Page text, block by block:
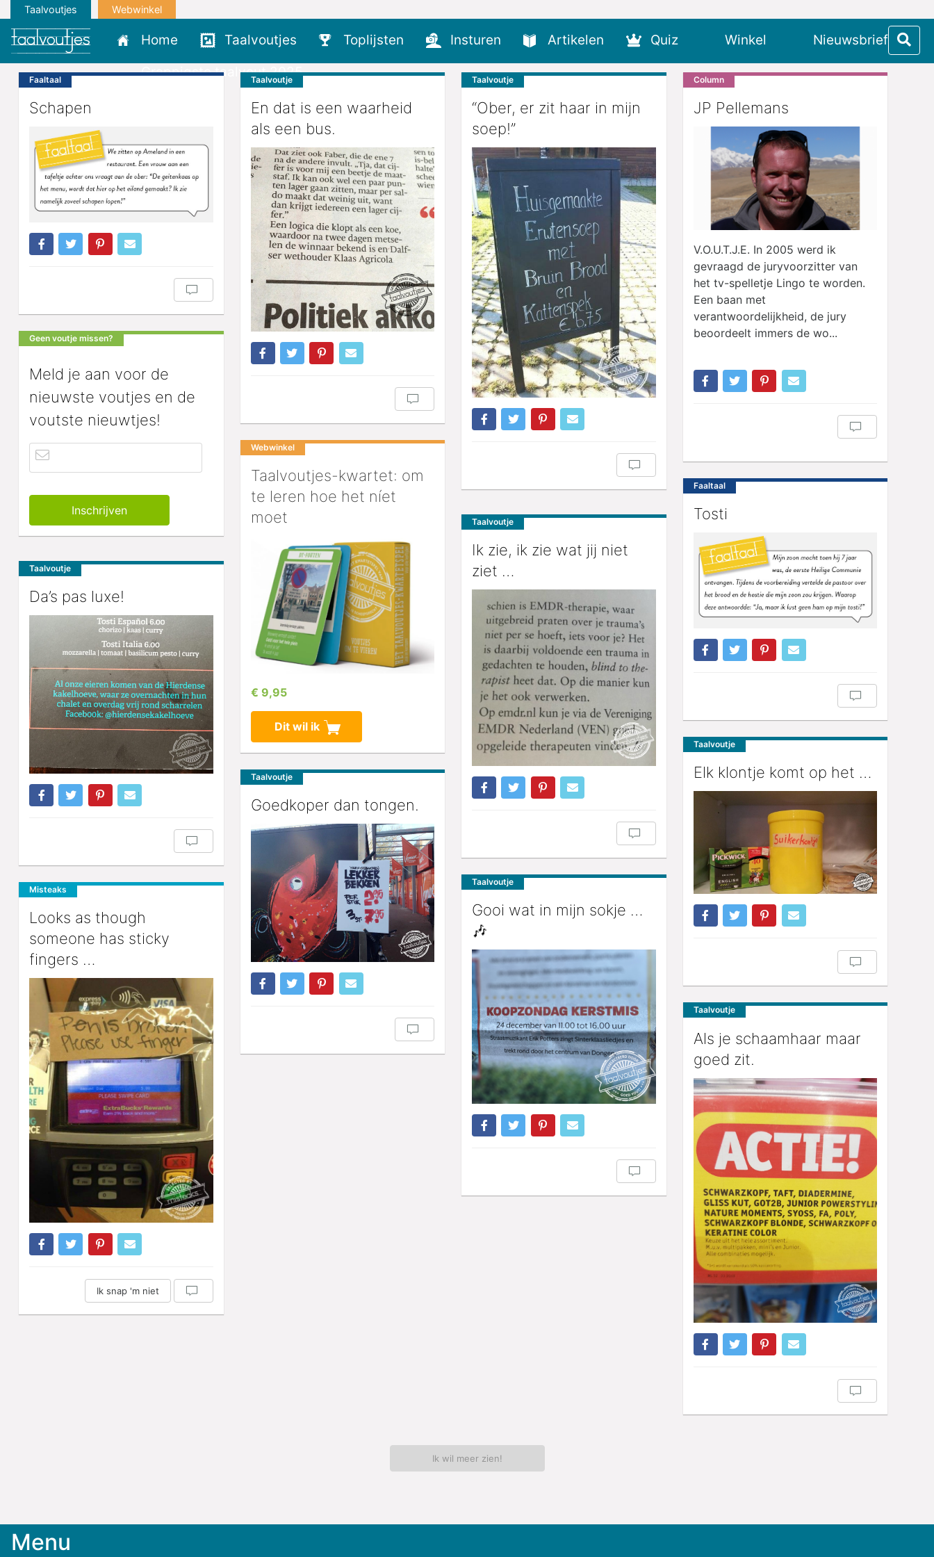
Taalvoutjes Webwinkel
Home Taalvoutjes Toplijsten Insturen Artikelen Quiz Winkel
Nieuwsbrief
Grappigste taalvout 2025
Faaltaal
Schapen
Taalvoutje
En dat is een waarheid
als een bus.
Taalvoutje
“Ober, er zit haar in mijn
soep!”
Column
JP Pellemans
V.O.U.T.J.E. In 2005 werd ik
gevraagd de juryvoorzitter van
het tv-spelletje Lingo te worden.
Een baan met
verantwoordelijkheid, de jury
beoordeelt immers de wo...
Geen voutje missen?
Meld je aan voor de
nieuwste voutjes en de
voutste nieuwtjes!
Webwinkel
Taalvoutjes-kwartet: om
te leren hoe het níet
moet
€ 9,95
Dit wil ik
Faaltaal
Tosti
Taalvoutje
Ik zie, ik zie wat jij niet
ziet …
Taalvoutje
Da’s pas luxe!
Taalvoutje
Elk klontje komt op het …
Taalvoutje
Goedkoper dan tongen.
Taalvoutje
Gooi wat in mijn sokje …
🎶
Misteaks
Looks as though
someone has sticky
fingers …
Ik snap 'm niet
Taalvoutje
Als je schaamhaar maar
goed zit.
Ik wil meer zien!
Menu